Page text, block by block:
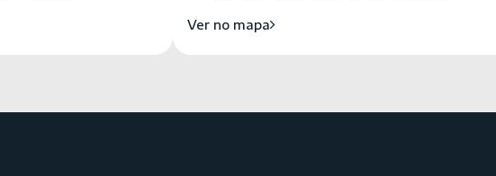
Ver no mapa